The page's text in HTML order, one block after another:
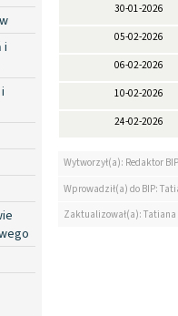
i
30-01-2026
05-02-2026
06-02-2026
10-02-2026
24-02-2026
Wytworzył(a): Redaktor BIP
Wprowadził(a) do BIP:
Zaktualizował(a):